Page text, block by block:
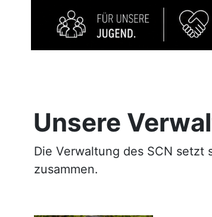
Unsere
Die Verwaltung des SCN setzt
zusammen.